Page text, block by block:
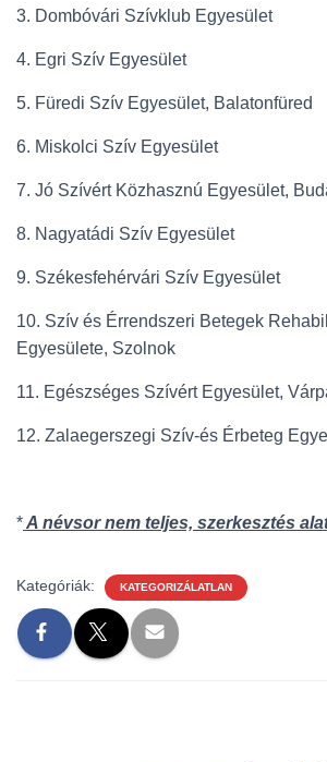
3. Dombóvári Szívklub Egyesület
4. Egri Szív Egyesület
5. Füredi Szív Egyesület, Balatonfüred
6. Miskolci Szív Egyesület
7. Jó Szívért Közhasznú Egyesület,
8. Nagyatádi Szív Egyesület
9. Székesfehérvári Szív Egyesület
10. Szív és Érrendszeri Betegek
Egyesülete, Szolnok
11. Egészséges Szívért Egyesület,
12. Zalaegerszegi Szív-és Érbeteg
*A névsor nem teljes, szerkesztés
Kategóriák: KATEGORIZÁLATLAN